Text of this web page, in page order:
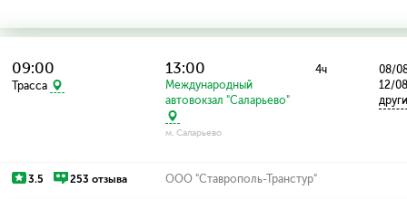
09:00
Трасса
13:00
Международный
автовокзал "Саларьево"
м. Саларьево
4ч
08/
12/
3.5 253 отзыва ООО "Ставрополь-Транстур"